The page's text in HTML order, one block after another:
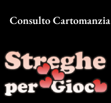
Consulto Cartomanzia